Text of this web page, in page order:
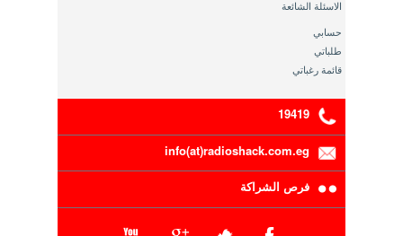
الاسئلة الشائعة
حسابي
طلباتي
قائمة رغباتي
19419
info(at)radioshack.com.eg
فرص الشراكة